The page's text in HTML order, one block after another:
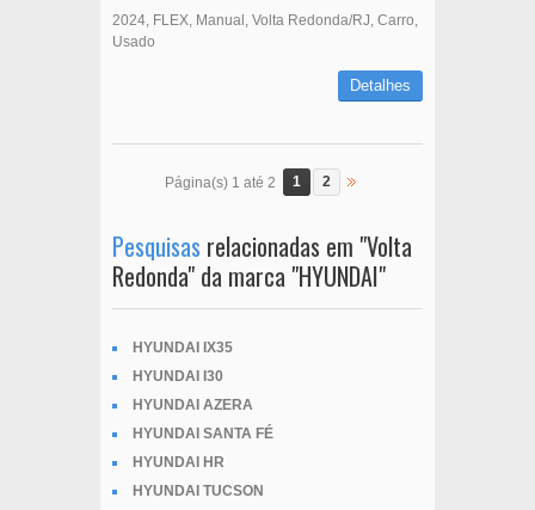
2024 FLEX Manual Volta Redonda/RJ Carro
Usado
Detalhes
Página(s) 1 até 2 1 2
Pesquisas relacionadas em "Volta
Redonda" da marca "HYUNDAI"
HYUNDAI IX35
HYUNDAI I30
HYUNDAI AZERA
HYUNDAI SANTA FÉ
HYUNDAI HR
HYUNDAI TUCSON